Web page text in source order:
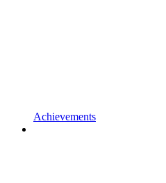
Achievements